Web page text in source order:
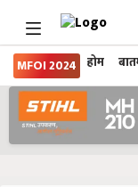
MFOI 2024 होम